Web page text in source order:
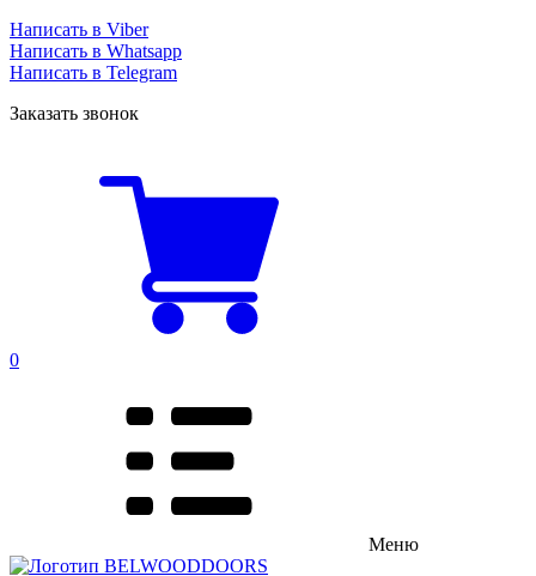
Написать в Viber
Написать в Whatsapp
Написать в Telegram
Заказать звонок
0
Меню